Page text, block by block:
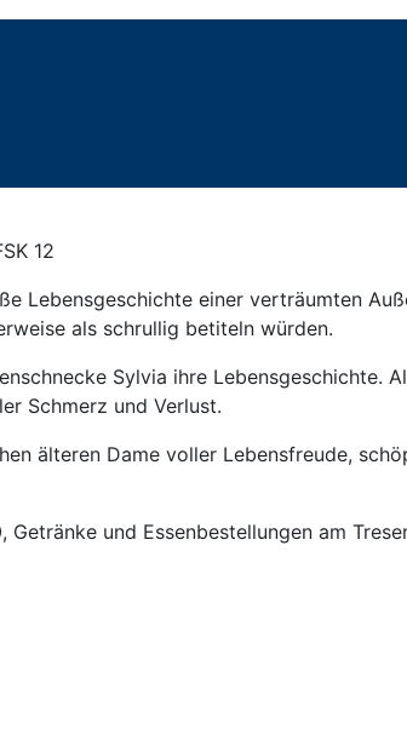
12
Lebensgeschichte einer verträumten
als schrullig betiteln würden.
Sylvia ihre Lebensgeschichte.
Schmerz und Verlust.
älteren Dame voller Lebensfreude,
und Essenbestellungen am